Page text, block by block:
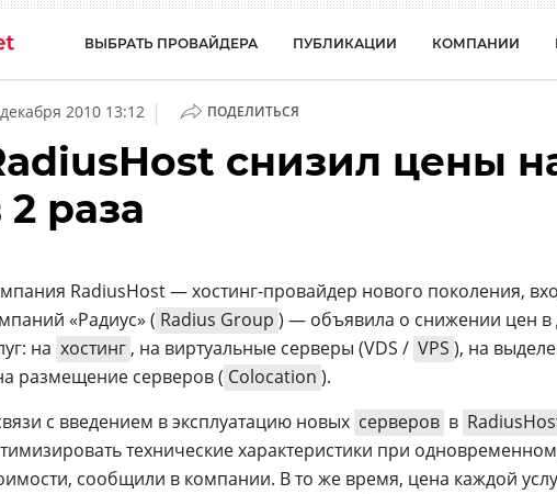
ВЫБРАТЬ ПРОВАЙДЕРА ПУБЛИКАЦИИ КОМПАНИИ
2010 13:12 | ПОДЕЛИТЬСЯ
снизил цены
2 раза
RadiusHost — хостинг-провайдер нового поколения,
«Радиус» ( Radius Group ) — объявила о снижении цен в
на хостинг , на виртуальные серверы (VDS / VPS ), на
размещение серверов ( Colocation ).
с введением в эксплуатацию новых серверов в
технические характеристики при
сообщили в компании. В то же время, цена каждой